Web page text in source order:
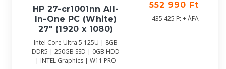
HP 27-cr1001nn All-
In-One PC (White)
27" (1920 x 1080)
Intel Core Ultra 5 125U | 8GB
DDR5 | 250GB SSD | 0GB HDD
| INTEL Graphics | W11 PRO
552 990 Ft
435 425 Ft + ÁFA